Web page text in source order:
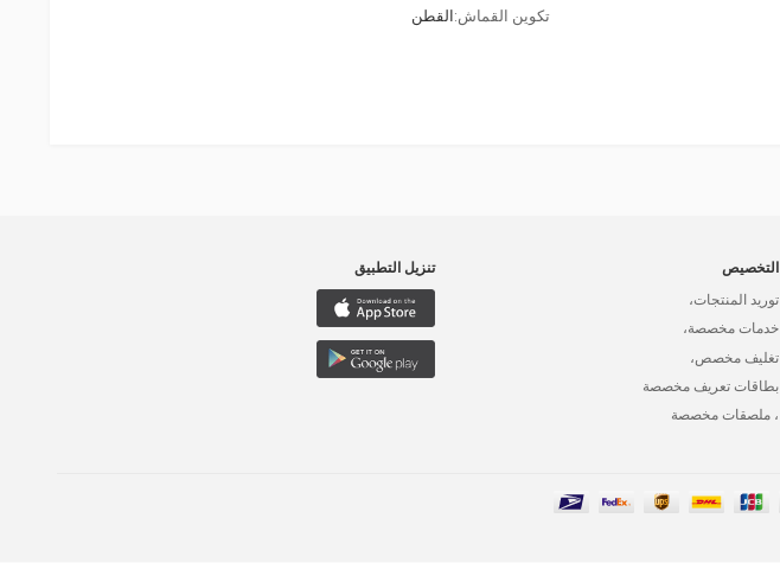
تكوين القماش:القطن
التخصيص
توريد المنتجات،
خدمات مخصصة،
تغليف مخصص،
بطاقات تعريف مخصصة
، ملصقات مخصصة
تنزيل التطبيق